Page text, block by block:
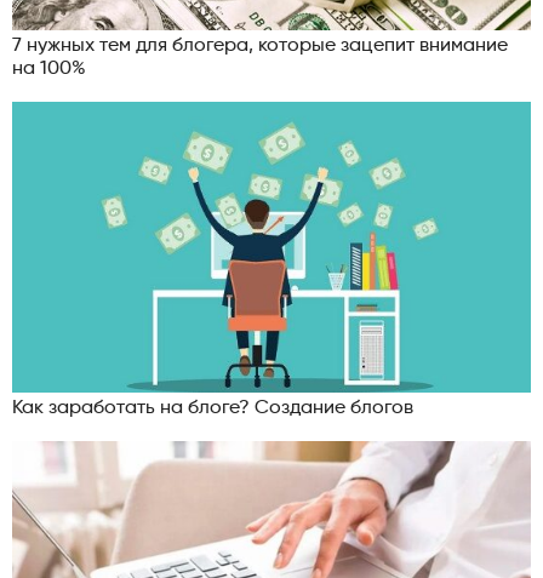
7 нужных тем для блогера, которые зацепит внимание
на 100%
Как заработать на блоге? Создание блогов